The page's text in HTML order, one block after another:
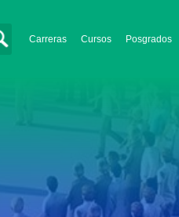
Carreras Cursos Posgrados